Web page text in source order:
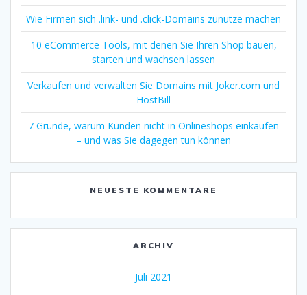
Wie Firmen sich .link- und .click-Domains zunutze machen
10 eCommerce Tools, mit denen Sie Ihren Shop bauen,
starten und wachsen lassen
Verkaufen und verwalten Sie Domains mit Joker.com und
HostBill
7 Gründe, warum Kunden nicht in Onlineshops einkaufen
– und was Sie dagegen tun können
NEUESTE KOMMENTARE
ARCHIV
Juli 2021